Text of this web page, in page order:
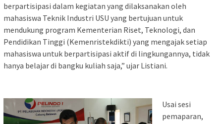
berpartisipasi dalam kegiatan yang dilaksanakan oleh
mahasiswa Teknik Industri USU yang bertujuan untuk
mendukung program Kementerian Riset, Teknologi, dan
Pendidikan Tinggi (Kemenristekdikti) yang mengajak setiap
mahasiswa untuk berpartisipasi aktif di lingkungannya, tidak
hanya belajar di bangku kuliah saja,” ujar Listiani.
Usai sesi
pemaparan,